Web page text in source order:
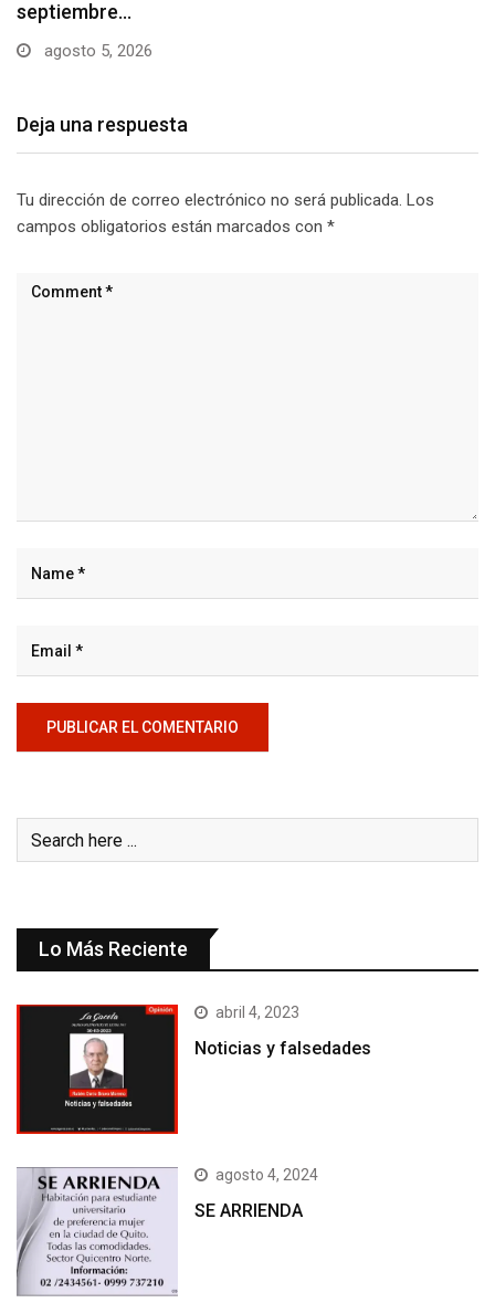
agosto 5, 2026
Deja una respuesta
Tu dirección de correo electrónico no será publicada. Los
campos obligatorios están marcados con *
Lo Más Reciente
abril 4, 2023
Noticias y falsedades
agosto 4, 2024
SE ARRIENDA